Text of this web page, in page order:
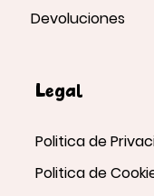
Devoluciones
Legal
Politica de
Politica de